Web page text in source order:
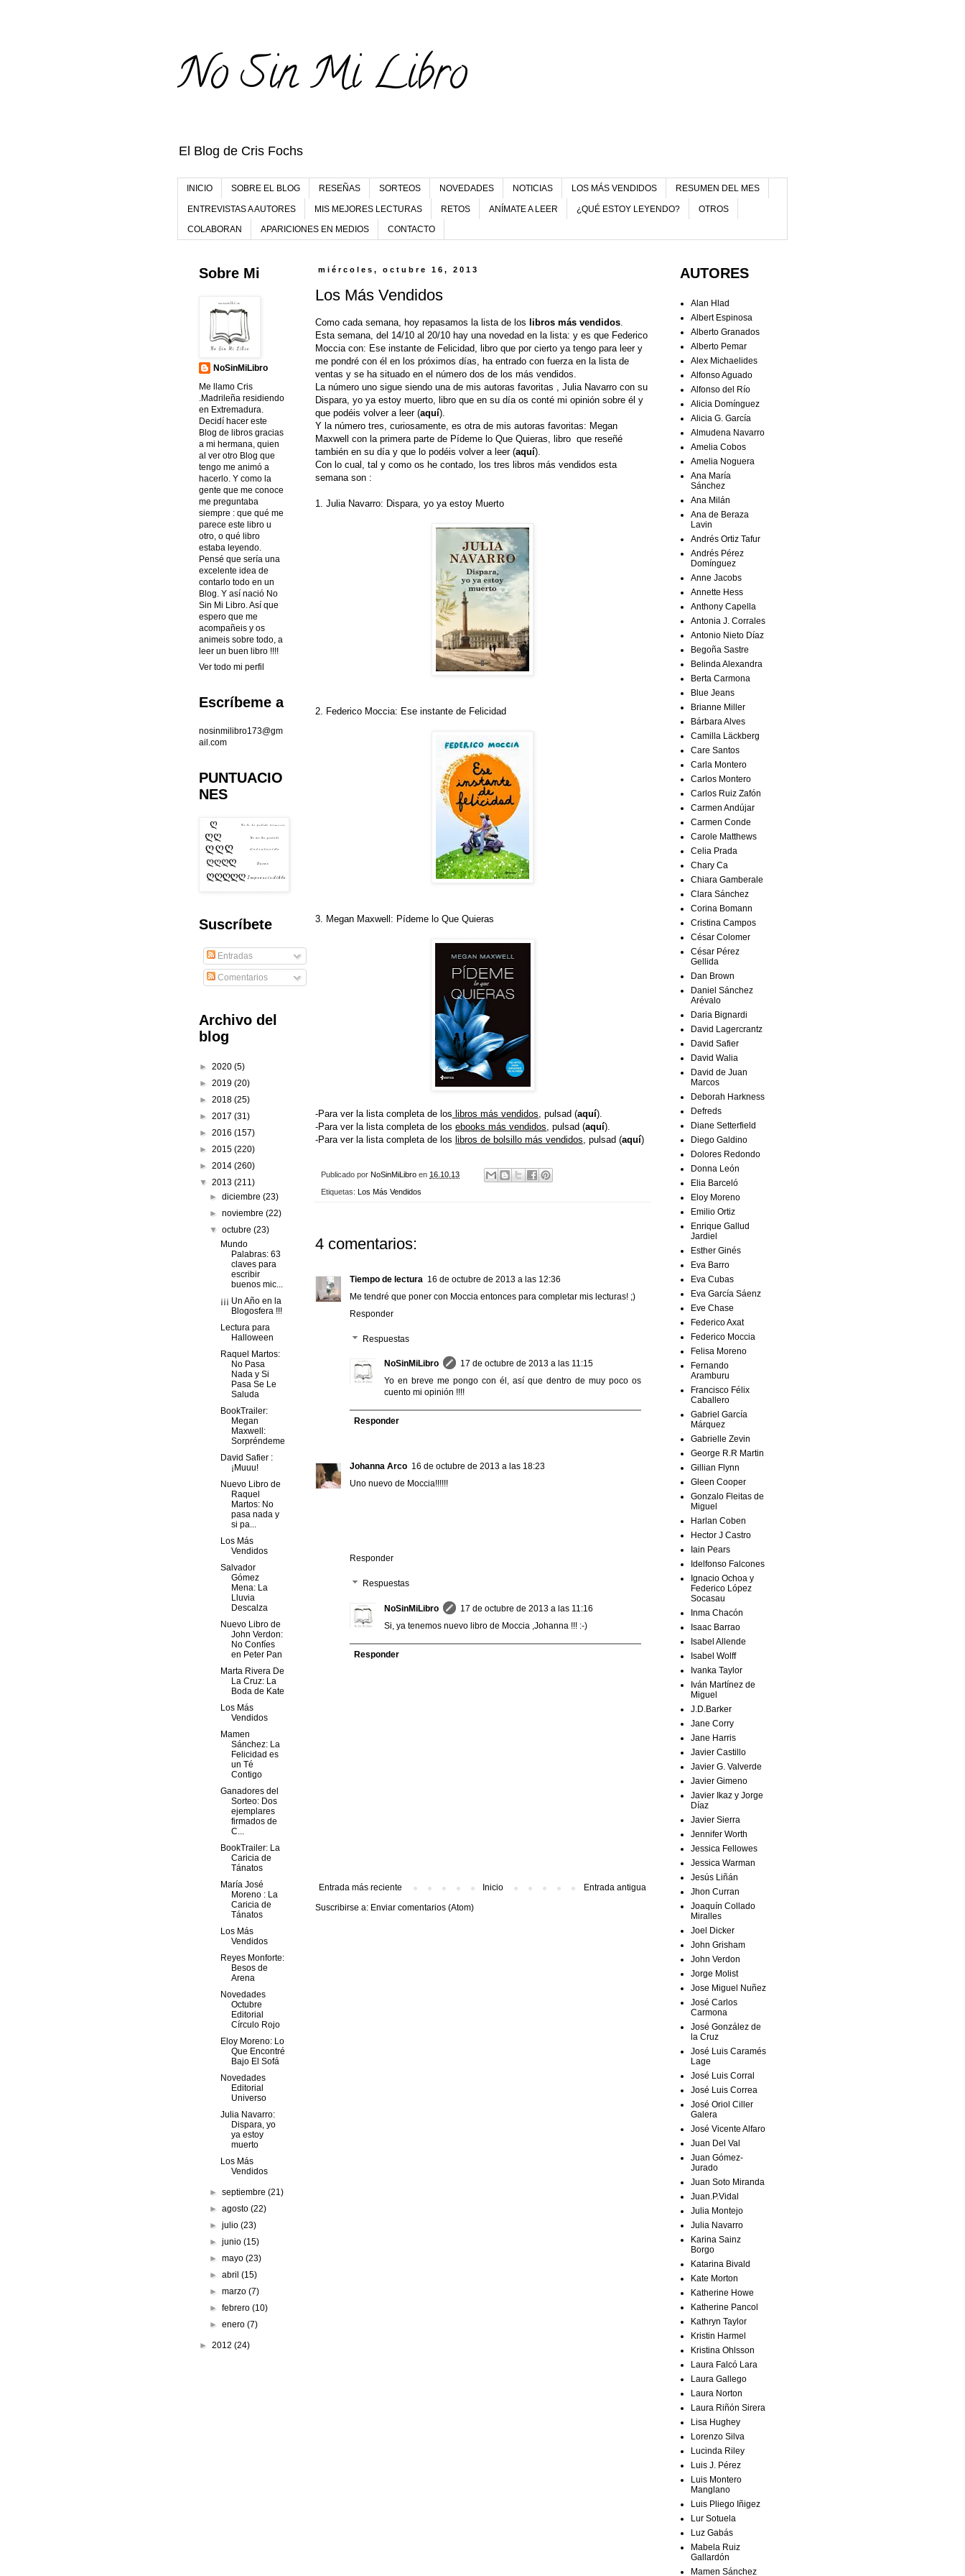
No Sin Mi Libro
El Blog de Cris Fochs
INICIO SOBRE EL BLOG RESEÑAS SORTEOS NOVEDADES NOTICIAS LOS MÁS VENDIDOS RESUMEN DEL MES
ENTREVISTAS A AUTORES MIS MEJORES LECTURAS RETOS ANÍMATE A LEER ¿QUÉ ESTOY LEYENDO? OTROS
COLABORAN APARICIONES EN MEDIOS CONTACTO
miércoles, octubre 16, 2013
Los Más Vendidos
Como cada semana, hoy repasamos la lista de los libros más vendidos
Esta semana, del 14/10 al 20/10 hay una novedad en la lista: y es que Federico
Moccia con: Ese instante de Felicidad, libro que por cierto ya tengo para leer y
me pondré con él en los próximos días, ha entrado con fuerza en la lista de
ventas y se ha situado en el número dos de los más vendidos.
La número uno sigue siendo una de mis autoras favoritas , Julia Navarro con su
Dispara, yo ya estoy muerto, libro que en su día os conté mi opinión sobre él y
que podéis volver a leer (aquí).
Y la número tres, curiosamente, es otra de mis autoras favoritas: Megan
Maxwell con la primera parte de Pídeme lo Que Quieras, libro que reseñé
también en su día y que lo podéis volver a leer (aquí).
Con lo cual, tal y como os he contado, los tres libros más vendidos esta
semana son :
1. Julia Navarro: Dispara, yo ya estoy Muerto
2. Federico Moccia: Ese instante de Felicidad
3. Megan Maxwell: Pídeme lo Que Quieras
-Para ver la lista completa de los libros más vendidos , pulsad (aquí).
-Para ver la lista completa de los ebooks más vendidos , pulsad (aquí).
-Para ver la lista completa de los libros de bolsillo más vendidos , pulsad (aquí)
Publicado por NoSinMiLibro en 16.10.13
Etiquetas: Los Más Vendidos
4 comentarios:
Tiempo de lectura 16 de octubre de 2013 a las 12:36
Me tendré que poner con Moccia entonces para completar mis lecturas! ;)
Responder
Respuestas
NoSinMiLibro
17 de octubre de 2013 a las 11:15
Yo en breve me pongo con él, así que dentro de muy poco os
cuento mi opinión !!!!
Responder
Johanna Arco 16 de octubre de 2013 a las 18:23
Uno nuevo de Moccia!!!!!!
Responder
Respuestas
NoSinMiLibro
17 de octubre de 2013 a las 11:16
Si, ya tenemos nuevo libro de Moccia ,Johanna !!! :-)
Responder
Entrada más reciente Entrada antigua
Inicio
Suscribirse a: Enviar comentarios (Atom)
Sobre Mi
NoSinMiLibro
Me llamo Cris
.Madrileña residiendo
en Extremadura.
Decidí hacer este
Blog de libros gracias
a mi hermana, quien
al ver otro Blog que
tengo me animó a
hacerlo. Y como la
gente que me conoce
me preguntaba
siempre : que qué me
parece este libro u
otro, o qué libro
estaba leyendo.
Pensé que sería una
excelente idea de
contarlo todo en un
Blog. Y así nació No
Sin Mi Libro. Así que
espero que me
acompañeis y os
animeis sobre todo, a
leer un buen libro !!!!
Ver todo mi perfil
Escríbeme a
nosinmilibro173@gm
ail.com
PUNTUACIO
NES
Suscríbete
Entradas
Comentarios
Archivo del
blog
► 2020 (5)
► 2019 (20)
► 2018 (25)
► 2017 (31)
► 2016 (157)
► 2015 (220)
► 2014 (260)
▼ 2013 (211)
►diciembre(23)
►noviembre(22)
▼octubre(23)
Mundo
Palabras: 63
claves para
escribir
buenos mic...
¡¡¡ Un Año en la
Blogosfera !!!
Lectura para
Halloween
Raquel Martos:
No Pasa
Nada y Si
Pasa Se Le
Saluda
BookTrailer:
Megan
Maxwell:
Sorpréndeme
David Safier :
¡Muuu!
Nuevo Libro de
Raquel
Martos: No
pasa nada y
si pa...
Los Más
Vendidos
Salvador
Gómez
Mena: La
Lluvia
Descalza
Nuevo Libro de
John Verdon:
No Confíes
en Peter Pan
Marta Rivera De
La Cruz: La
Boda de Kate
Los Más
Vendidos
Mamen
Sánchez: La
Felicidad es
un Té
Contigo
Ganadores del
Sorteo: Dos
ejemplares
firmados de
C...
BookTrailer: La
Caricia de
Tánatos
María José
Moreno : La
Caricia de
Tánatos
Los Más
Vendidos
Reyes Monforte:
Besos de
Arena
Novedades
Octubre
Editorial
Círculo Rojo
Eloy Moreno: Lo
Que Encontré
Bajo El Sofá
Novedades
Editorial
Universo
Julia Navarro:
Dispara, yo
ya estoy
muerto
Los Más
Vendidos
►septiembre(21)
►agosto(22)
►julio(23)
►junio(15)
►mayo(23)
►abril(15)
►marzo(7)
►febrero(10)
►enero(7)
► 2012 (24)
AUTORES
Alan Hlad
Albert Espinosa
Alberto Granados
Alberto Pemar
Alex Michaelides
Alfonso Aguado
Alfonso del Río
Alicia Domínguez
Alicia G. García
Almudena Navarro
Amelia Cobos
Amelia Noguera
Ana María
Sánchez
Ana Milán
Ana de Beraza
Lavin
Andrés Ortiz Tafur
Andrés Pérez
Domínguez
Anne Jacobs
Annette Hess
Anthony Capella
Antonia J. Corrales
Antonio Nieto Díaz
Begoña Sastre
Belinda Alexandra
Berta Carmona
Blue Jeans
Brianne Miller
Bárbara Alves
Camilla Läckberg
Care Santos
Carla Montero
Carlos Montero
Carlos Ruiz Zafón
Carmen Andújar
Carmen Conde
Carole Matthews
Celia Prada
Chary Ca
Chiara Gamberale
Clara Sánchez
Corina Bomann
Cristina Campos
César Colomer
César Pérez
Gellida
Dan Brown
Daniel Sánchez
Arévalo
Daria Bignardi
David Lagercrantz
David Safier
David Walia
David de Juan
Marcos
Deborah Harkness
Defreds
Diane Setterfield
Diego Galdino
Dolores Redondo
Donna León
Elia Barceló
Eloy Moreno
Emilio Ortiz
Enrique Gallud
Jardiel
Esther Ginés
Eva Barro
Eva Cubas
Eva García Sáenz
Eve Chase
Federico Axat
Federico Moccia
Felisa Moreno
Fernando
Aramburu
Francisco Félix
Caballero
Gabriel García
Márquez
Gabrielle Zevin
George R.R Martin
Gillian Flynn
Gleen Cooper
Gonzalo Fleitas de
Miguel
Harlan Coben
Hector J Castro
Iain Pears
Idelfonso Falcones
Ignacio Ochoa y
Federico López
Socasau
Inma Chacón
Isaac Barrao
Isabel Allende
Isabel Wolff
Ivanka Taylor
Iván Martínez de
Miguel
J.D.Barker
Jane Corry
Jane Harris
Javier Castillo
Javier G. Valverde
Javier Gimeno
Javier Ikaz y Jorge
Díaz
Javier Sierra
Jennifer Worth
Jessica Fellowes
Jessica Warman
Jesús Liñán
Jhon Curran
Joaquín Collado
Miralles
Joel Dicker
John Grisham
John Verdon
Jorge Molist
Jose Miguel Nuñez
José Carlos
Carmona
José González de
la Cruz
José Luis Caramés
Lage
José Luis Corral
José Luis Correa
José Oriol Ciller
Galera
José Vicente Alfaro
Juan Del Val
Juan Gómez-
Jurado
Juan Soto Miranda
Juan.P.Vidal
Julia Montejo
Julia Navarro
Karina Sainz
Borgo
Katarina Bivald
Kate Morton
Katherine Howe
Katherine Pancol
Kathryn Taylor
Kristin Harmel
Kristina Ohlsson
Laura Falcó Lara
Laura Gallego
Laura Norton
Laura Riñón Sirera
Lisa Hughey
Lorenzo Silva
Lucinda Riley
Luis J. Pérez
Luis Montero
Manglano
Luis Pliego Iñigez
Lur Sotuela
Luz Gabás
Mabela Ruiz
Gallardón
Mamen Sánchez